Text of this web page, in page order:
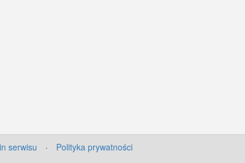
serwisu · Polityka prywatności